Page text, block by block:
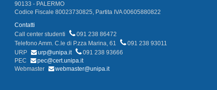
90133 - PALERMO
Codice Fiscale 80023730825, Partita IVA 00605880822
Contatti
Call center studenti
091 238 86472
Telefono Amm. C.le di P.zza Marina, 61
091 238 93011
URP
urp@unipa.it
091 238 93666
PEC
pec@cert.unipa.it
Webmaster
webmaster@unipa.it